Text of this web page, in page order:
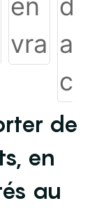
de
en
au